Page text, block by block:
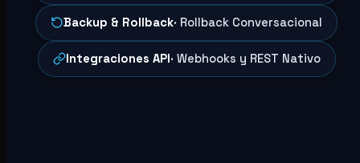
Backup & Rollback· Rollback Conversacional
Integraciones API· Webhooks y REST Nativo